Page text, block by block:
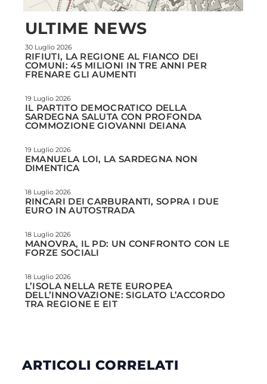
ULTIME NEWS
30 Luglio 2026
RIFIUTI, LA REGIONE AL FIANCO DEI
COMUNI: 45 MILIONI IN TRE ANNI PER
FRENARE GLI AUMENTI
19 Luglio 2026
IL PARTITO DEMOCRATICO DELLA
SARDEGNA SALUTA CON PROFONDA
COMMOZIONE GIOVANNI DEIANA
19 Luglio 2026
EMANUELA LOI, LA SARDEGNA NON
DIMENTICA
18 Luglio 2026
RINCARI DEI CARBURANTI, SOPRA I DUE
EURO IN AUTOSTRADA
18 Luglio 2026
MANOVRA, IL PD: UN CONFRONTO CON LE
FORZE SOCIALI
18 Luglio 2026
L’ISOLA NELLA RETE EUROPEA
DELL’INNOVAZIONE: SIGLATO L’ACCORDO
TRA REGIONE E EIT
ARTICOLI CORRELATI